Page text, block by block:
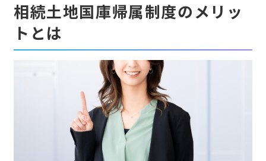
相続土地国庫帰属制度のメリッ
トとは